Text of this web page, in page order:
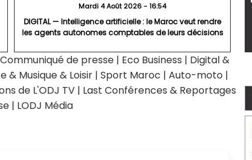
Mardi 4 Août 2026 - 16:54
DIGITAL — Intelligence artificielle : le Maroc veut rendre
les agents autonomes comptables de leurs décisions
Communiqué de presse | Eco Business | Digital &
& Musique & Loisir | Sport Maroc | Auto-moto |
de L'ODJ TV | Last Conférences & Reportages
| LODJ Média